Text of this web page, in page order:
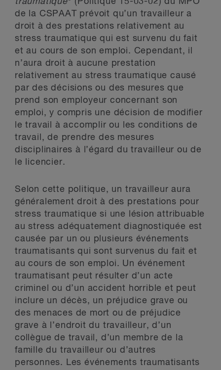
de la CSPAAT prévoit qu’un travailleur a
droit à des prestations relativement au
stress traumatique qui est survenu du fait
et au cours de son emploi. Cependant, il
n’aura droit à aucune prestation
relativement au stress traumatique causé
par des décisions ou des mesures que
prend son employeur concernant son
emploi, y compris une décision de modifier
le travail à accomplir ou les conditions de
travail, de prendre des mesures
disciplinaires à l’égard du travailleur ou de
le licencier.
Selon cette politique, un travailleur aura
généralement droit à des prestations pour
stress traumatique si une lésion attribuable
au stress adéquatement diagnostiquée est
causée par un ou plusieurs événements
traumatisants qui sont survenus du fait et
au cours de son emploi. Un événement
traumatisant peut résulter d’un acte
criminel ou d’un accident horrible et peut
inclure un décès, un préjudice grave ou
des menaces de mort ou de préjudice
grave à l’endroit du travailleur, d’un
collègue de travail, d’un membre de la
famille du travailleur ou d’autres
personnes. Les événements traumatisants